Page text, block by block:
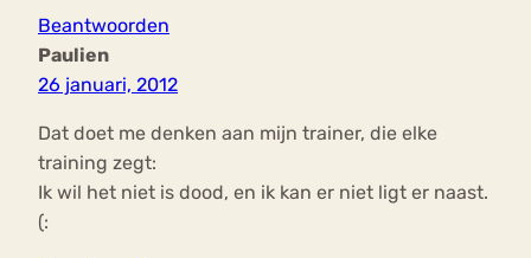
Beantwoorden
Paulien
26 januari, 2012
Dat doet me denken aan mijn trainer, die elke
training zegt:
Ik wil het niet is dood, en ik kan er niet ligt er naast.
(: